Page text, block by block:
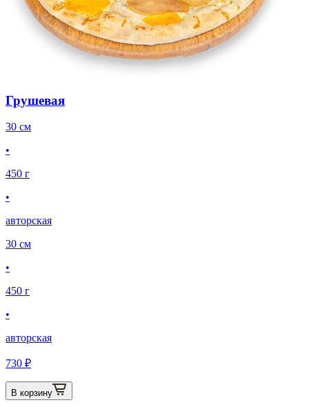
Грушевая
30 см
•
450 г
•
авторская
30 см
•
450 г
•
авторская
730 ₽
В корзину